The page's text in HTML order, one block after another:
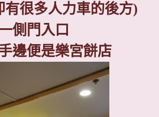
有很多人力車的後方)
側門入口
邊便是樂宮餅店